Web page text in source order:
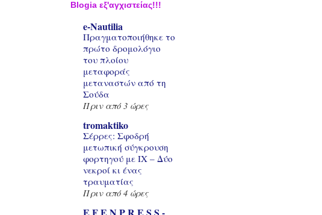
Blogia εξ'αγχιστείας!!!
e-Nautilia
Πραγματοποιήθηκε το
πρώτο δρομολόγιο
του πλοίου
μεταφοράς
μεταναστών από τη
Σούδα
Πριν από 3 ώρες
tromaktiko
Σέρρες: Σφοδρή
μετωπική σύγκρουση
φορτηγού με ΙΧ – Δύο
νεκροί κι ένας
τραυματίας
Πριν από 4 ώρες